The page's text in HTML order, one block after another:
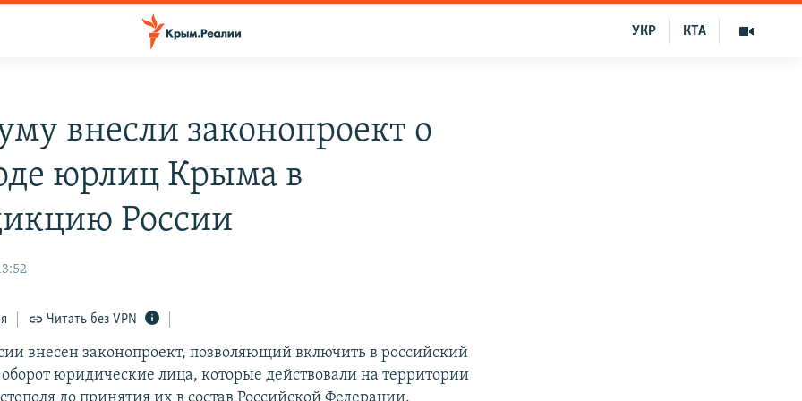
КТА
УКР
внесли законопроект о
юрлиц Крыма в
России
Читать без VPN
внесен законопроект, позволяющий включить в российский
юридические лица, которые действовали на территории